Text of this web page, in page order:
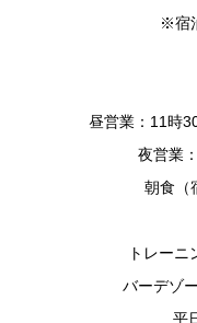
※宿
昼営業：11時
夜営業：
朝食（
トレー
バーデゾ
平